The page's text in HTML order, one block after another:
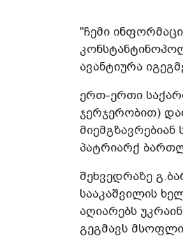
"ჩემი
ავანტიურა
ერთ-ერთი
ჯერჯერობით)
პატრიარქ
შეხვედრაზე
სააკაშვილის
აღიარებს
გეგმავს